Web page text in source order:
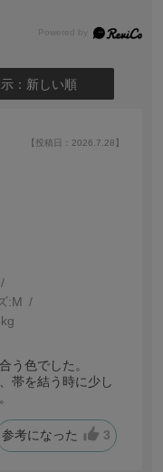
：新しい順
【投稿日：2026.7.28】
:M
う色でした。
帯を結う時に少し
参考になった 3